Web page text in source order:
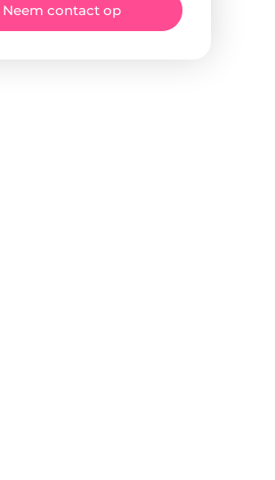
Neem contact op